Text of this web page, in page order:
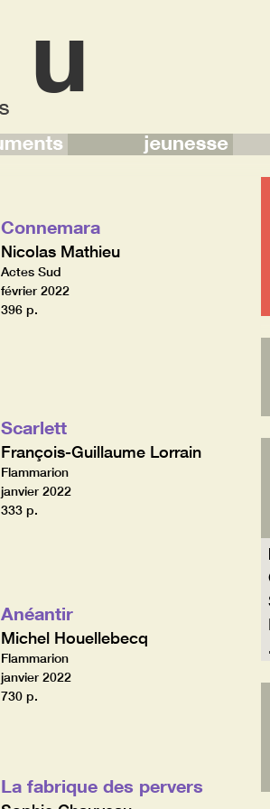
Connemara
Nicolas Mathieu
Actes Sud
février 2022
396 p.
Scarlett
François-Guillaume Lorrain
Flammarion
janvier 2022
333 p.
Anéantir
Michel Houellebecq
Flammarion
janvier 2022
730 p.
La fabrique des pervers